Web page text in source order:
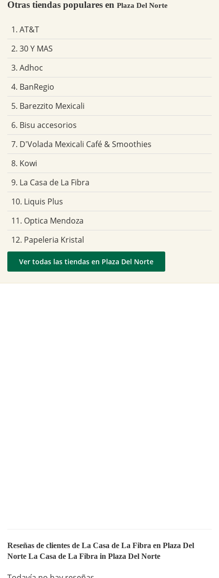
Otras tiendas populares en Plaza Del Norte
1. AT&T
2. 30 Y MAS
3. Adhoc
4. BanRegio
5. Barezzito Mexicali
6. Bisu accesorios
7. D'Volada Mexicali Café & Smoothies
8. Kowi
9. La Casa de La Fibra
10. Liquis Plus
11. Optica Mendoza
12. Papeleria Kristal
Ver todas las tiendas en Plaza Del Norte
Reseñas de clientes de La Casa de La Fibra en Plaza Del
Norte La Casa de La Fibra in Plaza Del Norte